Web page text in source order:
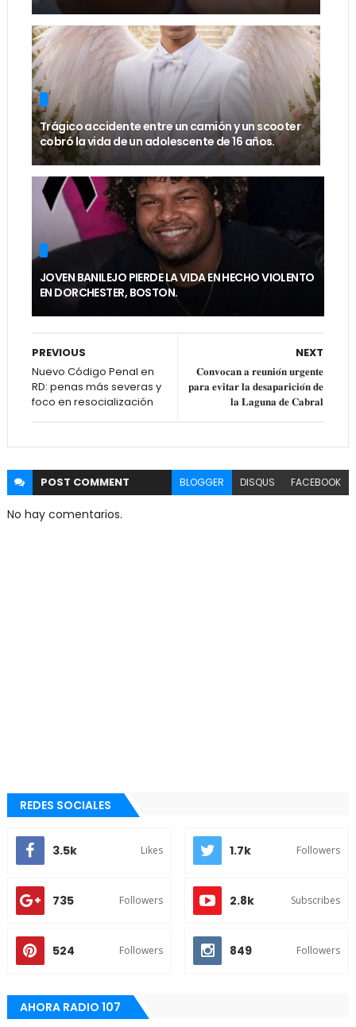
Trágico accidente entre un camión y un scooter
cobró la vida de un adolescente de 16 años.
JOVEN BANILEJO PIERDE LA VIDA EN HECHO VIOLENTO
EN DORCHESTER, BOSTON.
NEXT
𝐂𝐨𝐧𝐯𝐨𝐜𝐚𝐧 𝐚 𝐫𝐞𝐮𝐧𝐢𝐨́𝐧 𝐮𝐫𝐠𝐞𝐧𝐭𝐞
𝐩𝐚𝐫𝐚 𝐞𝐯𝐢𝐭𝐚𝐫 𝐥𝐚 𝐝𝐞𝐬𝐚𝐩𝐚𝐫𝐢𝐜𝐢𝐨́𝐧 𝐝𝐞
𝐥𝐚 𝐋𝐚𝐠𝐮𝐧𝐚 𝐝𝐞 𝐂𝐚𝐛𝐫𝐚𝐥
PREVIOUS
Nuevo Código Penal en
RD: penas más severas y
foco en resocialización
POST COMMENT BLOGGER DISQUS FACEBOOK
No hay comentarios.
REDES SOCIALES
3.5k Likes 1.7k Followers
735 Followers 2.8k Subscribes
524 Followers 849 Followers
AHORA RADIO 107